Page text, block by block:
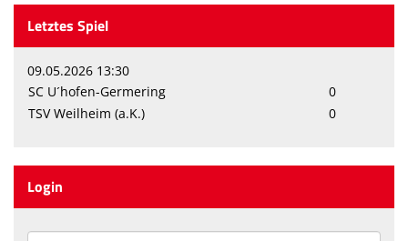
Letztes Spiel
09.05.2026 13:30
SC U´hofen-Germering
0
TSV Weilheim (a.K.)
0
Login